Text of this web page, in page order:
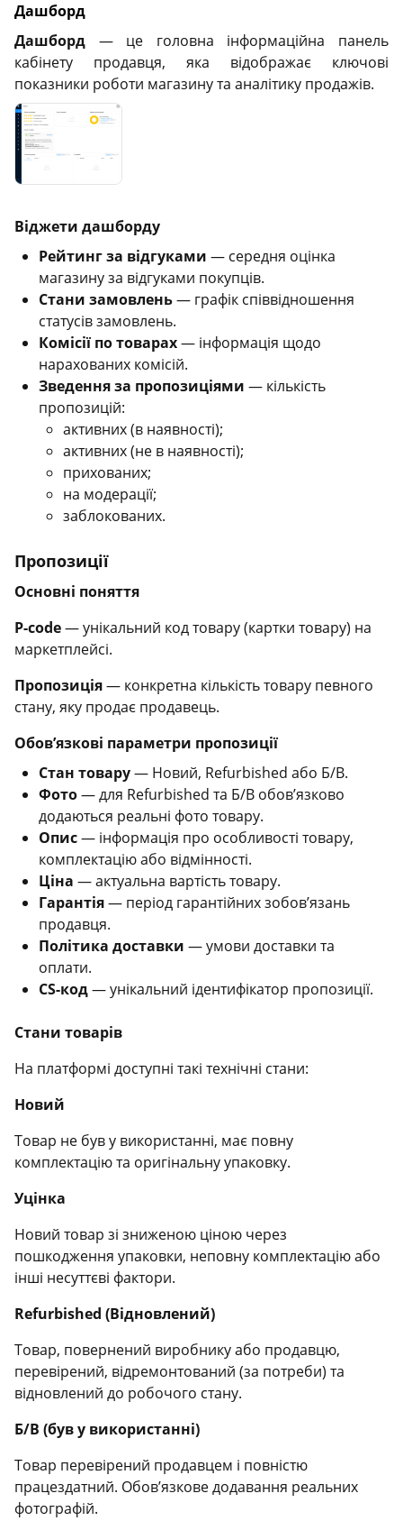
Дашборд
Дашборд — це головна інформаційна панель
кабінету продавця, яка відображає ключові
показники роботи магазину та аналітику продажів.
Віджети дашборду
Рейтинг за відгуками — середня оцінка
магазину за відгуками покупців.
Стани замовлень— графік співвідношення
статусів замовлень.
Комісії по товарах— інформація щодо
нарахованих комісій.
Зведення за пропозиціями — кількість
пропозицій:
активних (в наявності);
активних (не в наявності);
прихованих;
на модерації;
заблокованих.
Пропозиції
Основні поняття
P-code— унікальний код товару (картки товару) на
маркетплейсі.
Пропозиція— конкретна кількість товару певного
стану, яку продає продавець.
Обов’язкові параметри пропозиції
Стан товару— Новий, Refurbished або Б/В.
Фото— для Refurbished та Б/В обов’язково
додаються реальні фото товару.
Опис— інформація про особливості товару,
комплектацію або відмінності.
Ціна — актуальна вартість товару.
Гарантія— період гарантійних зобов’язань
продавця.
Політика доставки — умови доставки та
оплати.
CS-код— унікальний ідентифікатор пропозиції.
Стани товарів
На платформі доступні такі технічні стани:
Новий
Товар не був у використанні, має повну
комплектацію та оригінальну упаковку.
Уцінка
Новий товар зі зниженою ціною через
пошкодження упаковки, неповну комплектацію або
інші несуттєві фактори.
Refurbished (Відновлений)
Товар, повернений виробнику або продавцю,
перевірений, відремонтований (за потреби) та
відновлений до робочого стану.
Б/В (був у використанні)
Товар перевірений продавцем і повністю
працездатний. Обов’язкове додавання реальних
фотографій.